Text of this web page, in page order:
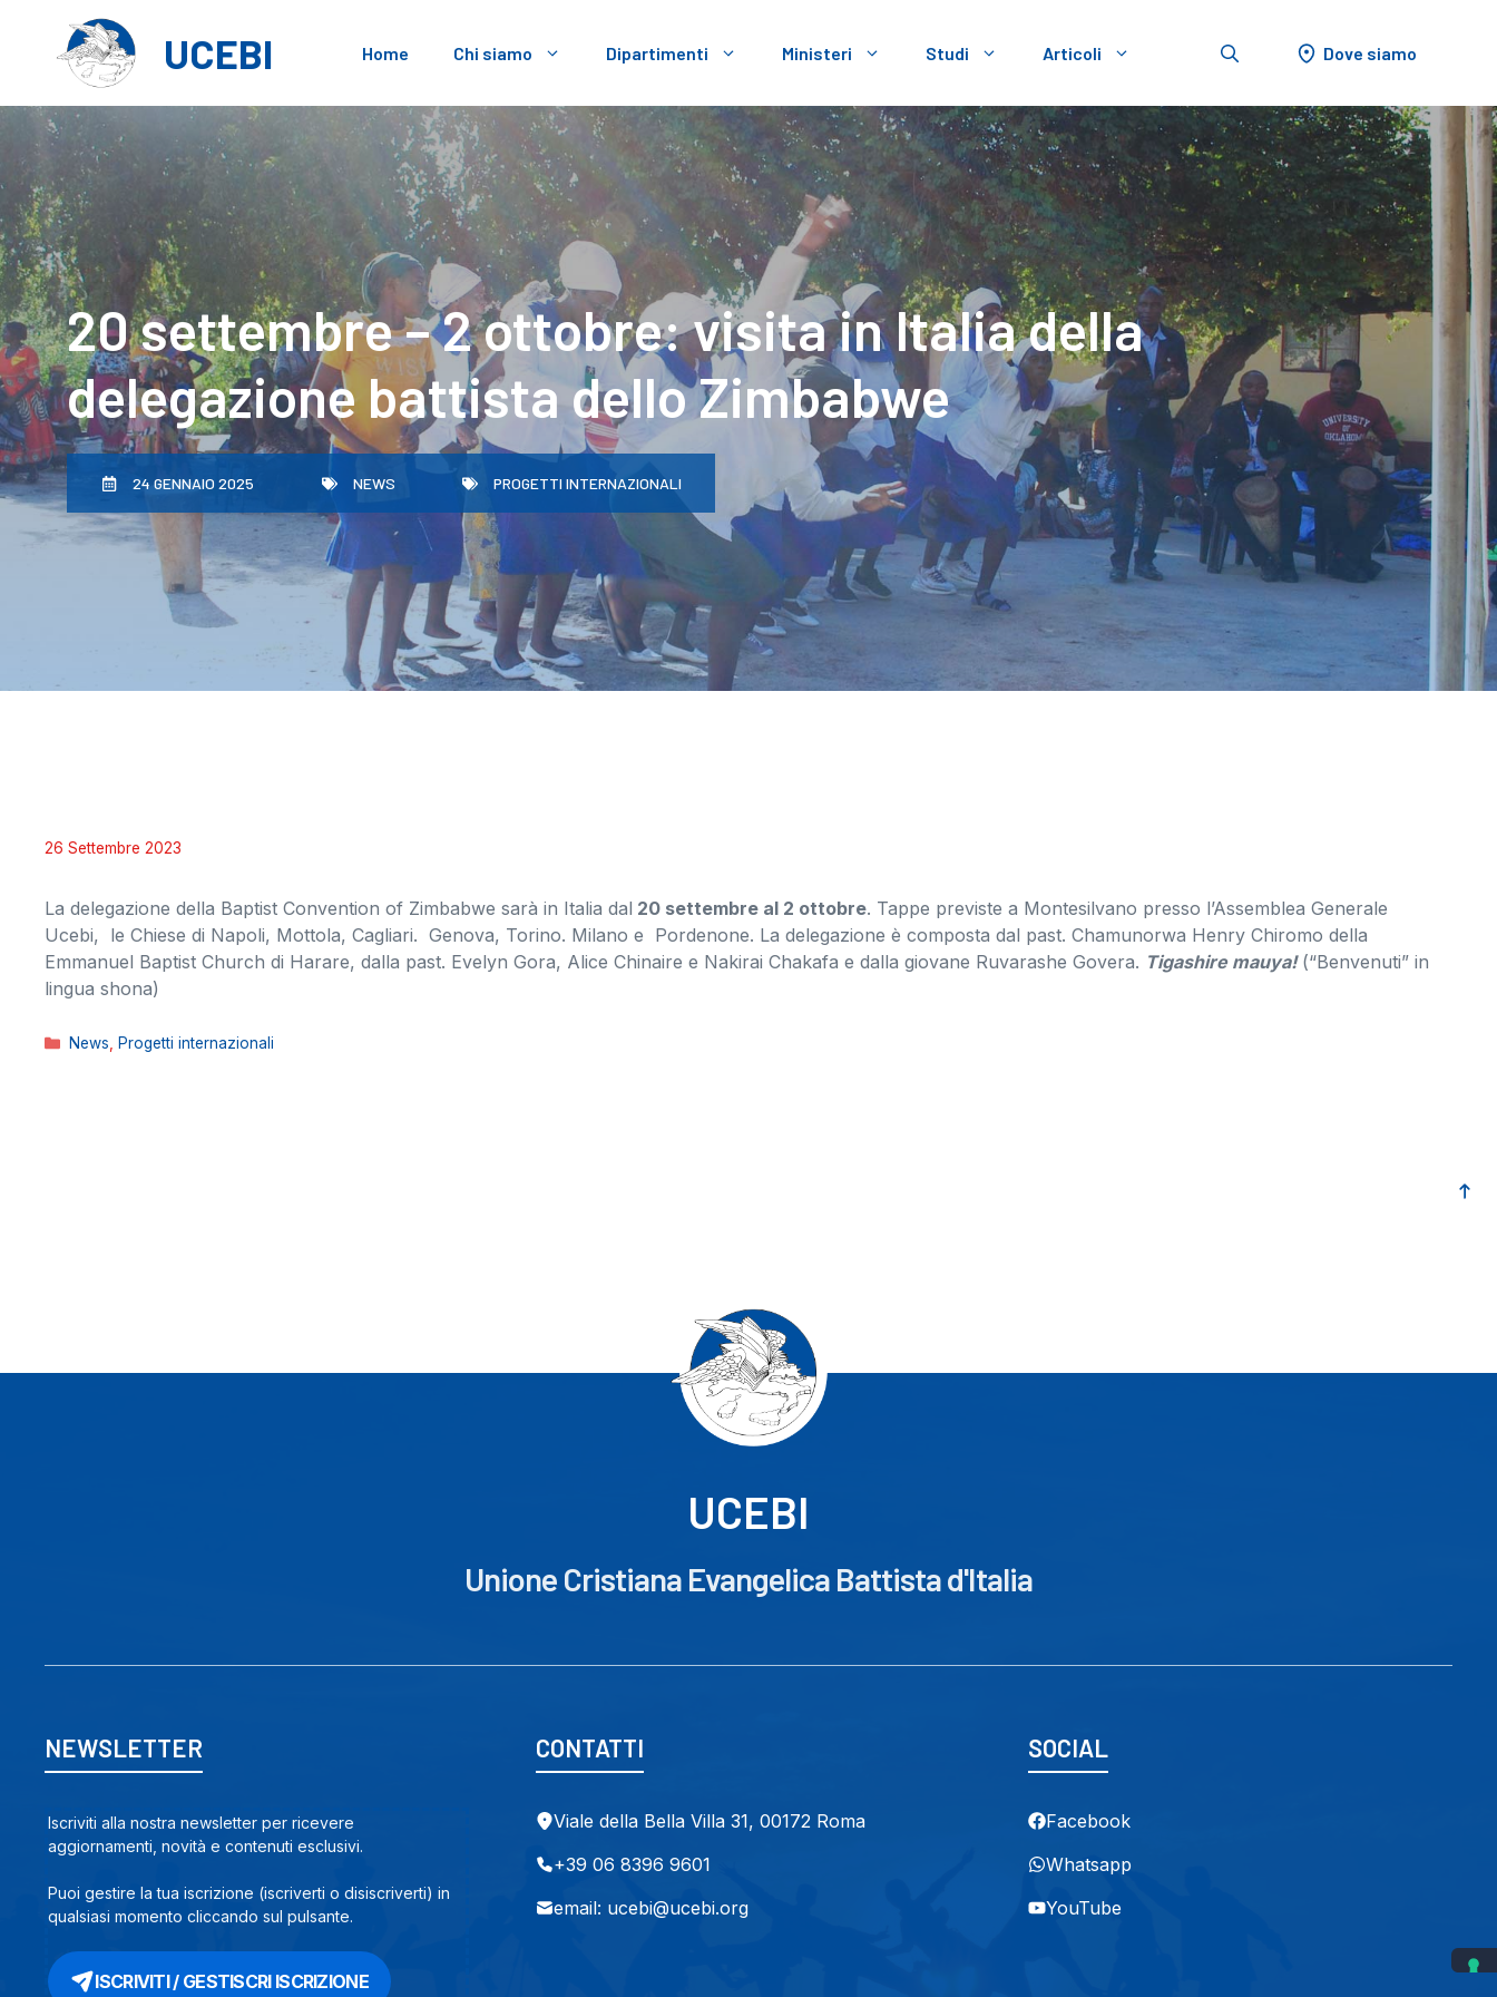
contenuto
UCEBI Home Chi siamo Dipartimenti Ministeri Studi Articoli Dove siamo
20 settembre – 2 ottobre: visita in Italia della
delegazione battista dello Zimbabwe
24 GENNAIO 2025 NEWS PROGETTI INTERNAZIONALI
26 Settembre 2023
La delegazione della Baptist Convention of Zimbabwe sarà in Italia dal 20 settembre al 2 ottobre. Tappe previste a Montesilvano presso l’Assemblea Generale
Ucebi, le Chiese di Napoli, Mottola, Cagliari. Genova, Torino. Milano e Pordenone. La delegazione è composta dal past. Chamunorwa Henry Chiromo della
Emmanuel Baptist Church di Harare, dalla past. Evelyn Gora, Alice Chinaire e Nakirai Chakafa e dalla giovane Ruvarashe Govera. Tigashire mauya! (“Benvenuti” in
lingua shona)
Categorie
News Progetti internazionali
UCEBI
Unione Cristiana Evangelica Battista d'Italia
NEWSLETTER
Iscriviti alla nostra newsletter per ricevere
aggiornamenti, novità e contenuti esclusivi.
Puoi gestire la tua iscrizione (iscriverti o disiscriverti) in
qualsiasi momento cliccando sul pulsante.
ISCRIVITI / GESTISCRI ISCRIZIONE
CONTATTI
Viale della Bella Villa 31, 00172 Roma
+39 06 8396 9601
email: ucebi@ucebi.org
SOCIAL
Facebook
Whatsapp
YouTube